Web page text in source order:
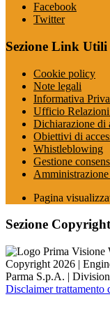
Facebook
Twitter
Sezione Link Utili
Cookie policy
Note legali
Informativa
Ufficio
Dichiarazione di
Obiettivi di
Whistleblowing
Gestione
Amministrazione
Pagina
Sezione Copyright
Copyright 2026 |
Parma S.p.A. |
Disclaimer trattamento